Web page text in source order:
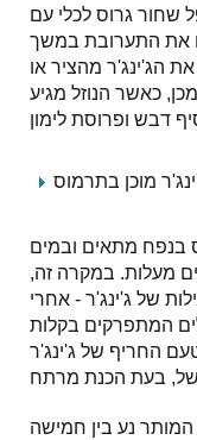
שחור גרוס לכלי עם
את התערובת במשך
הג'ינג'ר מהציר או
כאשר הנוזל מגיע
מתאים ובמים
מעלות. במקרה זה,
של ג'ינג'ר - אחרי
המתפרקים בקלות
החריף של ג'ינג'ר
המותר נע בין חמישה